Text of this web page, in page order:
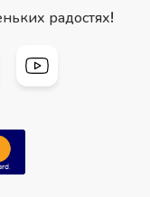
радостях!